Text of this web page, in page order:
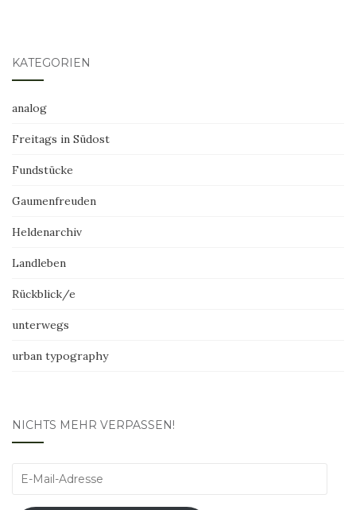
KATEGORIEN
analog
Freitags in Südost
Fundstücke
Gaumenfreuden
Heldenarchiv
Landleben
Rückblick/e
unterwegs
urban typography
NICHTS MEHR VERPASSEN!
E-